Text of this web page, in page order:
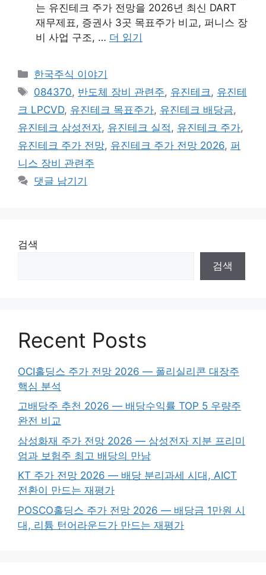
는 유진테크 주가 전망을 2026년 최신 DART
재무제표, 증권사 3곳 목표주가 비교, 퍼니스 장
비 사업 구조, … 더 읽기
카
테
리
한국주식 이야기
태
그
084370, 반도체 장비 관련주, 유진테크 , 유진테
크 LPCVD, 유진테크 목표주가, 유진테크 배당금,
유진테크 삼성전자, 유진테크 실적 , 유진테크 주가,
유진테크 주가 전망, 유진테크 주가 전망 2026, 퍼
니스 장비 관련주
댓글 남기기
검색
검색
Recent Posts
OCI홀딩스 주가 전망 2026 — 폴리실리콘 대장주
핵심 분석
고배당주 추천 2026 — 배당수익률 TOP 5 우량주
완전 비교
삼성화재 주가 전망 2026 — 삼성전자 지분 프리미
엄과 보험주 최고 배당의 만남
KT 주가 전망 2026 — 배당 분리과세 시대, AICT
전환이 만드는 재평가
POSCO홀딩스 주가 전망 2026 — 배당금 1만원 시
대, 리튬 턴어라운드가 만드는 재평가